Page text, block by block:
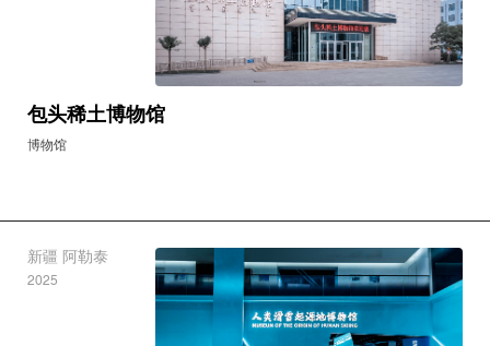
包头稀土博物馆
博物馆
新疆 阿勒泰
2025